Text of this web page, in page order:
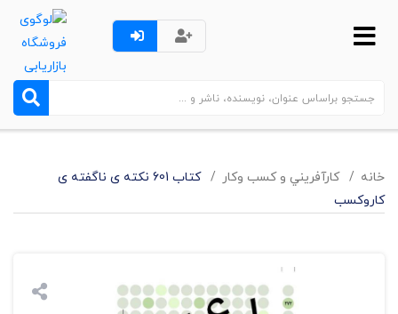
خانه کارآفريني و کسب وکار
کتاب 601 نکته ی ناگفته ی
کاروکسب